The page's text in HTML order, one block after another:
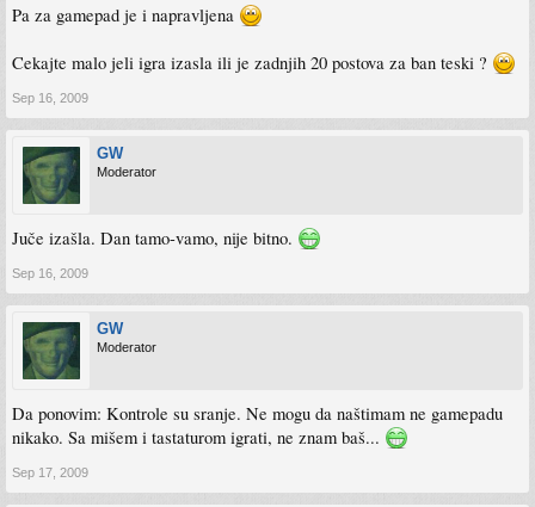
Pa za gamepad je i napravljena
Cekajte malo jeli igra izasla ili je zadnjih 20 postova za ban teski ?
Sep 16, 2009
GW
Moderator
Juče izašla. Dan tamo-vamo, nije bitno.
Sep 16, 2009
GW
Moderator
Da ponovim: Kontrole su sranje. Ne mogu da naštimam ne gamepadu
nikako. Sa mišem i tastaturom igrati, ne znam baš...
Sep 17, 2009